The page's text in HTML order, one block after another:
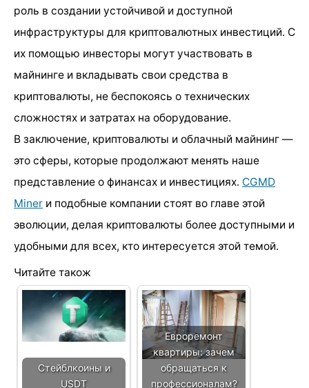
роль в создании устойчивой и доступной
инфраструктуры для криптовалютных инвестиций. С
их помощью инвесторы могут участвовать в
майнинге и вкладывать свои средства в
криптовалюты, не беспокоясь о технических
сложностях и затратах на оборудование.
В заключение, криптовалюты и облачный майнинг —
это сферы, которые продолжают менять наше
представление о финансах и инвестициях. CGMD
Miner и подобные компании стоят во главе этой
эволюции, делая криптовалюты более доступными и
удобными для всех, кто интересуется этой темой.
Читайте також
Стейблкоины и
USDT
Евроремонт
квартиры: зачем
обращаться к
профессионалам?